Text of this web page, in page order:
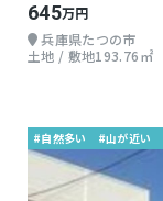
645万円
兵庫県たつの市
土地 / 敷地193.76㎡
#自然多い #山が近い